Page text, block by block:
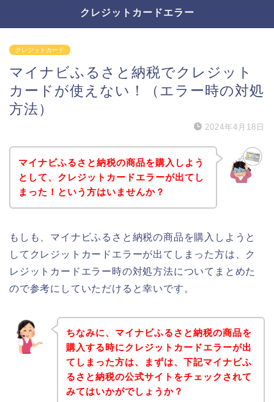
クレジットカードエラー
クレジットカード
マイナビふるさと納税でクレジット
カードが使えない！（エラー時の対処
方法）
2024年4月18日
マイナビふるさと納税の商品を購入しよう
として、クレジットカードエラーが出てし
まった！という方はいませんか？
もしも、マイナビふるさと納税の商品を購入しようと
してクレジットカードエラーが出てしまった方は、ク
レジットカードエラー時の対処方法についてまとめた
ので参考にしていただけると幸いです。
ちなみに、マイナビふるさと納税の商品を
購入する時にクレジットカードエラーが出
てしまった方は、まずは、下記マイナビふ
るさと納税の公式サイトをチェックされて
みてはいかがでしょうか？